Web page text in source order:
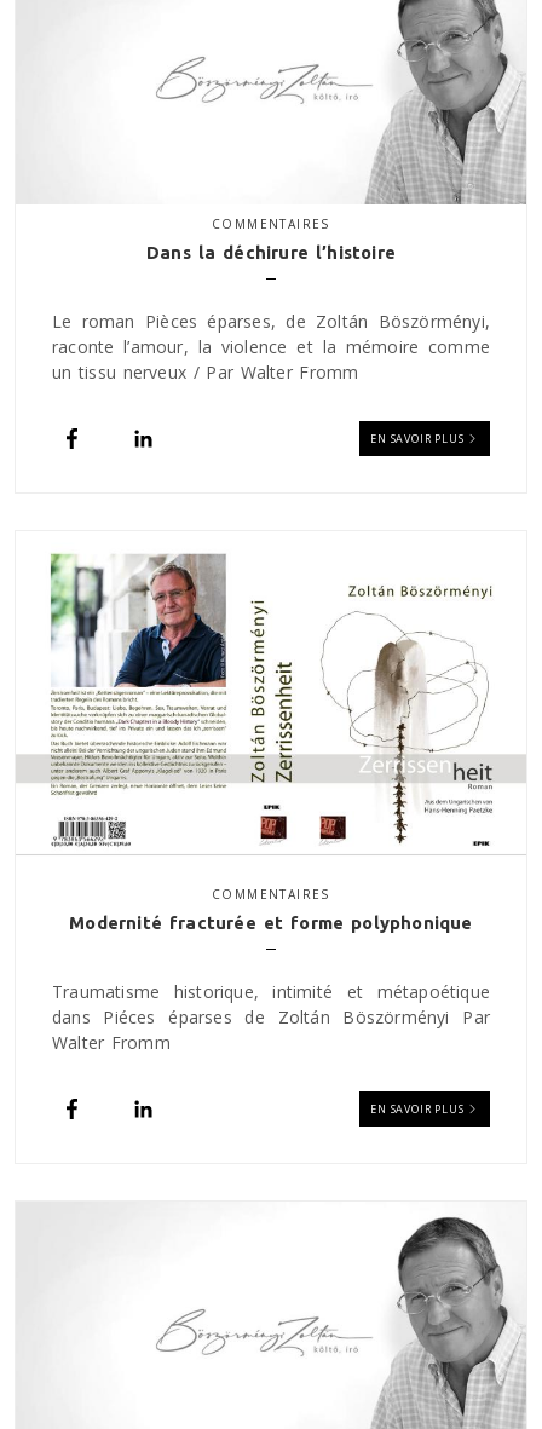
COMMENTAIRES
Dans la déchirure l’histoire
Le roman Pièces éparses, de Zoltán Böszörményi,
raconte l’amour, la violence et la mémoire comme
un tissu nerveux / Par Walter Fromm
EN SAVOIR PLUS
COMMENTAIRES
Modernité fracturée et forme polyphonique
Traumatisme historique, intimité et métapoétique
dans Piéces éparses de Zoltán Böszörményi Par
Walter Fromm
EN SAVOIR PLUS